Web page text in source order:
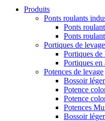
Produits
Ponts roulants
Ponts
Ponts
Portiques de
Portiques de
Portiques
Potences de levage
Bossoir
Potence
Potence
Potences
Bossoir